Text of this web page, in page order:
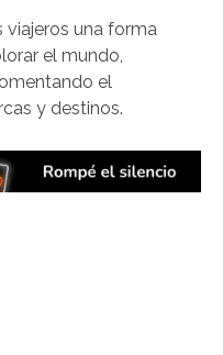
viajeros una forma
el mundo,
el
y destinos.